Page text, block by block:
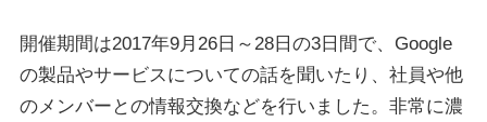
開催期間は2017年9月26日～28日の3日間で、Google
の製品やサービスについての話を聞いたり、社員や他
のメンバーとの情報交換などを行いました。非常に濃